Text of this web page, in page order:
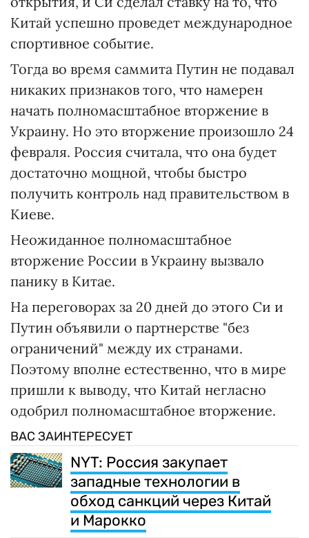
Китай успешно проведет международное
спортивное событие.
Тогда во время саммита Путин не подавал
никаких признаков того, что намерен
начать полномасштабное вторжение в
Украину. Но это вторжение произошло 24
февраля. Россия считала, что она будет
достаточно мощной, чтобы быстро
получить контроль над правительством в
Киеве.
Неожиданное полномасштабное
вторжение России в Украину вызвало
панику в Китае.
На переговорах за 20 дней до этого Си и
Путин объявили о партнерстве "без
ограничений" между их странами.
Поэтому вполне естественно, что в мире
пришли к выводу, что Китай негласно
одобрил полномасштабное вторжение.
ВАС ЗАИНТЕРЕСУЕТ
NYT: Россия закупает
западные технологии в
обход санкций через Китай
и Марокко